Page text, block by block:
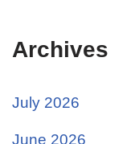
Archives
July 2026
June 2026